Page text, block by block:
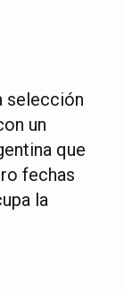
selección
un
que
fechas
la